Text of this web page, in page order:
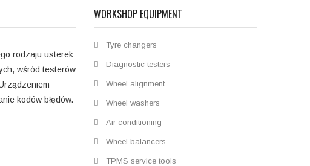
rodzaju usterek
wśród testerów
kodów błędów.
WORKSHOP EQUIPMENT
Tyre changers
Diagnostic testers
Wheel alignment
Wheel washers
Air conditioning
Wheel balancers
TPMS service tools